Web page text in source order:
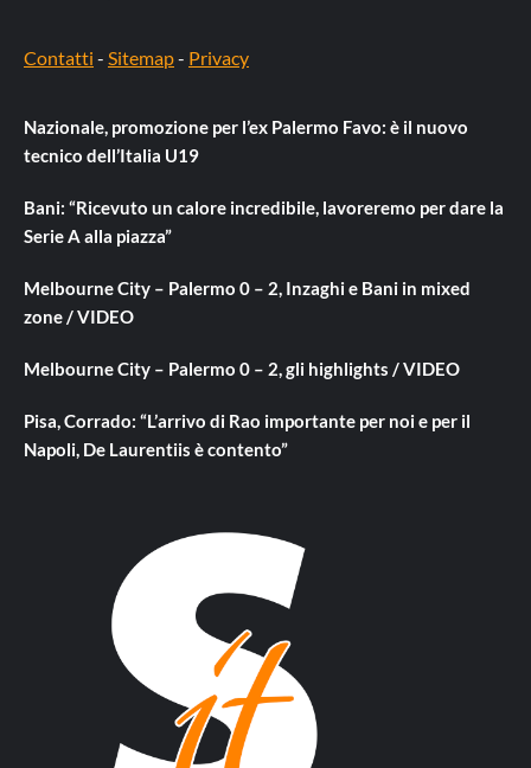
Contatti - Sitemap- Privacy
Nazionale, promozione per l’ex Palermo Favo: è il nuovo
tecnico dell’Italia U19
Bani: “Ricevuto un calore incredibile, lavoreremo per dare la
Serie A alla piazza”
Melbourne City – Palermo 0 – 2, Inzaghi e Bani in mixed
zone / VIDEO
Melbourne City – Palermo 0 – 2, gli highlights / VIDEO
Pisa, Corrado: “L’arrivo di Rao importante per noi e per il
Napoli, De Laurentiis è contento”